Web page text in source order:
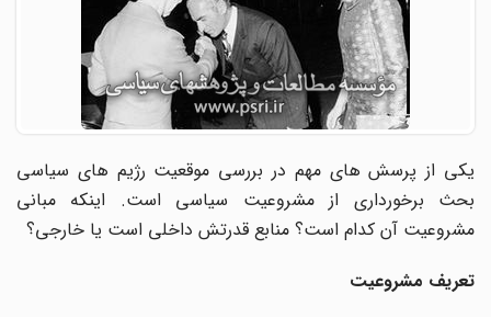
یکی از پرسش های مهم در بررسی موقعیت رژیم های سیاسی
بحث برخورداری از مشروعیت سیاسی است. اینکه مبانی
مشروعیت آن کدام است؟ منابع قدرتش داخلی است یا خارجی؟
تعریف مشروعیت